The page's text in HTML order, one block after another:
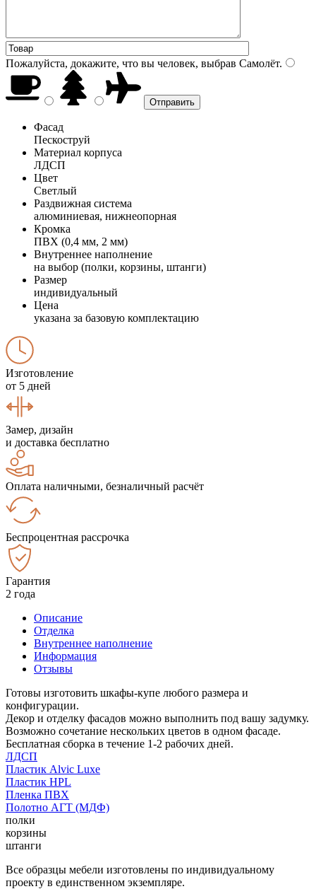
Пожалуйста, докажите, что вы человек, выбрав Самолёт.
Фасад
Пескоструй
Материал корпуса
ЛДСП
Цвет
Светлый
Раздвижная система
алюминиевая, нижнеопорная
Кромка
ПВХ (0,4 мм, 2 мм)
Внутреннее наполнение
на выбор (полки, корзины, штанги)
Размер
индивидуальный
Цена
указана за базовую комплектацию
Изготовление
от 5 дней
Замер, дизайн
и доставка бесплатно
Оплата наличными, безналичный расчёт
Беспроцентная рассрочка
Гарантия
2 года
Описание
Отделка
Внутреннее наполнение
Информация
Отзывы
Готовы изготовить шкафы-купе любого размера и
конфигурации.
Декор и отделку фасадов можно выполнить под вашу задумку.
Возможно сочетание нескольких цветов в одном фасаде.
Бесплатная сборка в течение 1-2 рабочих дней.
ЛДСП
Пластик Alvic Luxe
Пластик HPL
Пленка ПВХ
Полотно АГТ (МДФ)
полки
корзины
штанги
Все образцы мебели изготовлены по индивидуальному
проекту в единственном экземпляре.